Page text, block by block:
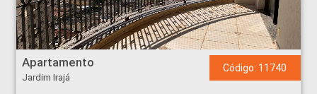
Apartamento - Jardim Irajá - Ribeirão Preto
Apartamento
Jardim Irajá
Código: 11740